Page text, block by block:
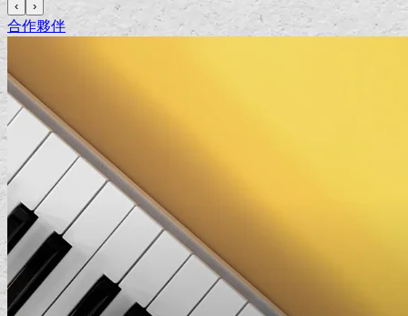
‹ ›
合作夥伴